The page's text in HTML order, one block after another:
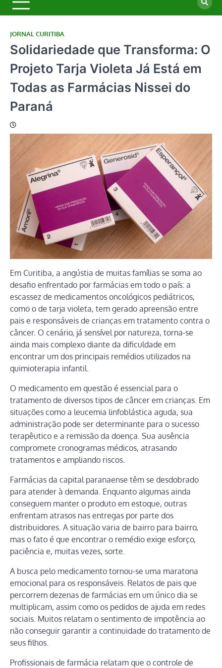
JORNAL CURITIBA
Solidariedade que Transforma: O
Projeto Tarja Violeta Já Está em
Todas as Farmácias Nissei do
Paraná
Em Curitiba, a angústia de muitas famílias se soma ao
desafio enfrentado por farmácias em todo o país: a
escassez de medicamentos oncológicos pediátricos,
como o de tarja violeta, tem gerado apreensão entre
pais e responsáveis de crianças em tratamento contra o
câncer. O cenário, já sensível por natureza, torna-se
ainda mais complexo diante da dificuldade em
encontrar um dos principais remédios utilizados na
quimioterapia infantil.
O medicamento em questão é essencial para o
tratamento de diversos tipos de câncer em crianças. Em
situações como a leucemia linfoblástica aguda, sua
administração pode ser determinante para o sucesso
terapêutico e a remissão da doença. Sua ausência
compromete cronogramas médicos, atrasando
tratamentos e ampliando riscos.
Farmácias da capital paranaense têm se desdobrado
para atender à demanda. Enquanto algumas ainda
conseguem manter o produto em estoque, outras
enfrentam atrasos nas entregas por parte dos
distribuidores. A situação varia de bairro para bairro,
mas o fato é que encontrar o remédio exige esforço,
paciência e, muitas vezes, sorte.
A busca pelo medicamento tornou-se uma maratona
emocional para os responsáveis. Relatos de pais que
percorrem dezenas de farmácias em um único dia se
multiplicam, assim como os pedidos de ajuda em redes
sociais. Muitos relatam o sentimento de impotência ao
não conseguir garantir a continuidade do tratamento de
seus filhos.
Profissionais de farmácia relatam que o controle de